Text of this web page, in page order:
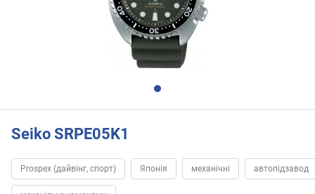
Seiko SRPE05K1
Prospex (дайвінг, спорт) Японія механічні автопідзавод